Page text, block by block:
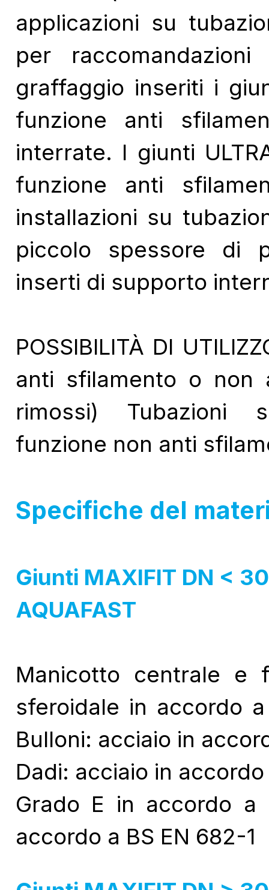
applicazioni su
per
graffaggio inseriti i
funzione anti
interrate. I giunti
funzione anti
installazioni su
piccolo spessore di
inserti di supporto
POSSIBILITÀ DI
anti sfilamento o non
rimossi) Tubazioni
funzione non anti
Specifiche del
Giunti MAXIFIT DN <
AQUAFAST
Manicotto centrale e
sferoidale in accordo a
Bulloni: acciaio in
Dadi: acciaio in accordo
Grado E in accordo a
accordo a BS EN 682-1